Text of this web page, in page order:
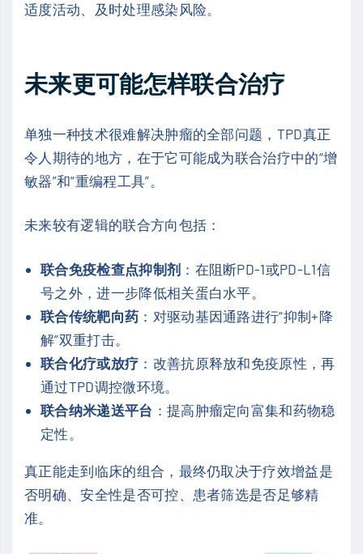
适度活动、及时处理感染风险。
未来更可能怎样联合治疗
单独一种技术很难解决肿瘤的全部问题，TPD真正
令人期待的地方，在于它可能成为联合治疗中的“增
敏器”和“重编程工具”。
未来较有逻辑的联合方向包括：
联合免疫检查点抑制剂 ：在阻断PD-1或PD-L1信
号之外，进一步降低相关蛋白水平。
联合传统靶向药 ：对驱动基因通路进行“抑制+降
解”双重打击。
联合化疗或放疗 ：改善抗原释放和免疫原性，再
通过TPD调控微环境。
联合纳米递送平台 ：提高肿瘤定向富集和药物稳
定性。
真正能走到临床的组合，最终仍取决于疗效增益是
否明确、安全性是否可控、患者筛选是否足够精
准。